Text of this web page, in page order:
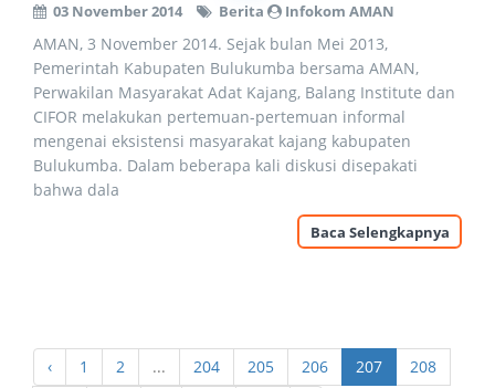
03 November 2014 Berita Infokom AMAN
AMAN, 3 November 2014. Sejak bulan Mei 2013,
Pemerintah Kabupaten Bulukumba bersama AMAN,
Perwakilan Masyarakat Adat Kajang, Balang Institute dan
CIFOR melakukan pertemuan-pertemuan informal
mengenai eksistensi masyarakat kajang kabupaten
Bulukumba. Dalam beberapa kali diskusi disepakati
bahwa dala
Baca Selengkapnya
‹ 1 2 ... 204 205 206 207
208